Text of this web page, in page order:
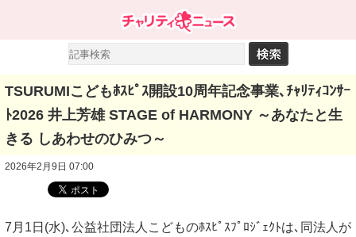
TSURUMIこどもﾎｽﾋﾟｽ開設10周年記念事業､ﾁｬﾘﾃｨｺﾝｻｰ
ﾄ2026 井上芳雄 STAGE of HARMONY ～あなたと生
きる しあわせのひみつ～
2026年2月9日 07:00
7月1日(水)､公益社団法人こどものﾎｽﾋﾟｽﾌﾟﾛｼﾞｪｸﾄは､同法人が